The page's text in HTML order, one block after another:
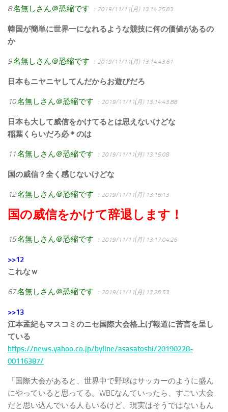
8名無しさん＠恐縮です ：2019/11/11(月) 13:14:25.83
韓国が簡単に世界一になれるような競技に何の価値があるの
か
9名無しさん＠恐縮です ：2019/11/11(月) 13:14:43.61
日本もニヤニヤしてんだからお遊びだろ
10名無しさん＠恐縮です ：2019/11/11(月) 13:14:43.88
日本も大して威信をかけてるとは思えないけどな
稲葉くらいだろ必＊のは
11名無しさん＠恐縮です ：2019/11/11(月) 13:15:08
国の威信？全く感じないけどな
12名無しさん＠恐縮です ：2019/11/11(月) 13:16:13
国の威信をかけて辞退します！
15名無しさん＠恐縮です ：2019/11/11(月) 13:17:04.26
>>12
これなｗ
67名無しさん＠恐縮です ：2019/11/11(月) 13:28:53
>>13
江本孟紀もマスコミのニセ国際大会格上げ報道に苦言を呈し
ている
https://news.yahoo.co.jp/byline/asasatoshi/20190228-
00116387/
「国際大会があると、世界中で野球はサッカーのように盛ん
にやっていると思ってる。WBCなんていったら、すごい大会
だと思い込んでいる人もいるけど、現実はそうではないもん